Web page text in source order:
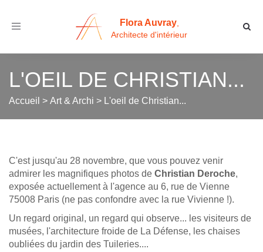
Toggle
Flora Auvray,
Architecte d'intérieur
L'OEIL DE CHRISTIAN...
Accueil > Art & Archi > L'oeil de Christian...
C'est jusqu'au 28 novembre, que vous pouvez venir
admirer les magnifiques photos de Christian Deroche,
exposée actuellement à l'agence au 6, rue de Vienne
75008 Paris (ne pas confondre avec la rue Vivienne !).
Un regard original, un regard qui observe... les visiteurs de
musées, l'architecture froide de La Défense, les chaises
oubliées du jardin des Tuileries....